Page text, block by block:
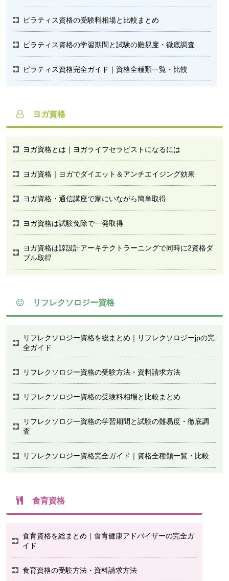
ピラティス資格の受験料相場と比較まとめ
ピラティス資格の学習期間と試験の難易度・徹底調査
ピラティス資格完全ガイド｜資格全種類一覧・比較
ヨガ資格
ヨガ資格とは｜ヨガライフセラピストになるには
ヨガ資格｜ヨガでダイエット＆アンチエイジング効果
ヨガ資格・通信講座で家にいながら簡単取得
ヨガ資格は試験免除で一発取得
ヨガ資格は諒設計アーキテクトラーニングで同時に2資格ダ
ブル取得
リフレクソロジー資格
リフレクソロジー資格を総まとめ｜リフレクソロジーjpの完
全ガイド
リフレクソロジー資格の受験方法・資料請求方法
リフレクソロジー資格の受験料相場と比較まとめ
リフレクソロジー資格の学習期間と試験の難易度・徹底調
査
リフレクソロジー資格完全ガイド｜資格全種類一覧・比較
食育資格
食育資格を総まとめ｜食育健康アドバイザーの完全ガ
イド
食育資格の受験方法・資料請求方法